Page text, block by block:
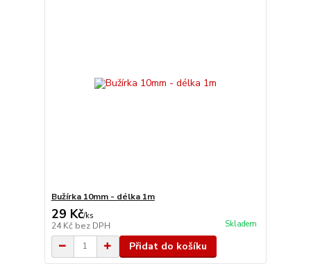
Bužírka 10mm - délka 1m
29 Kč/ks
24 Kč bez DPH Skladem
Přidat do košíku